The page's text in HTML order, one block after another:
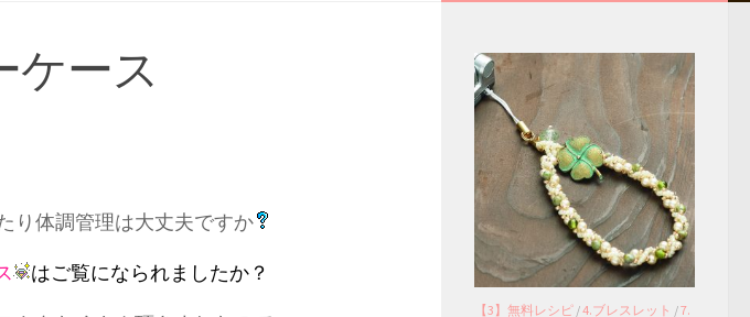
ケース
り体調管理は大丈夫ですか
はご覧になられましたか？
【3】無料レシピ /4.ブレスレット /7.